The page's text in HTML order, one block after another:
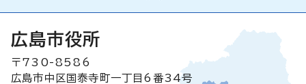
広島市役所
〒730-8586
広島市中区国泰寺町一丁目6番34号